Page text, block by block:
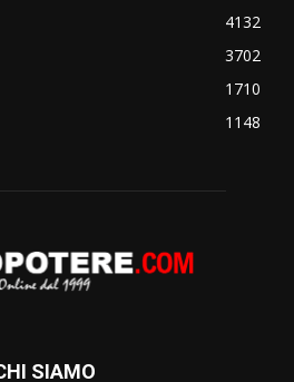
4132
3702
1710
1148
SIAMO